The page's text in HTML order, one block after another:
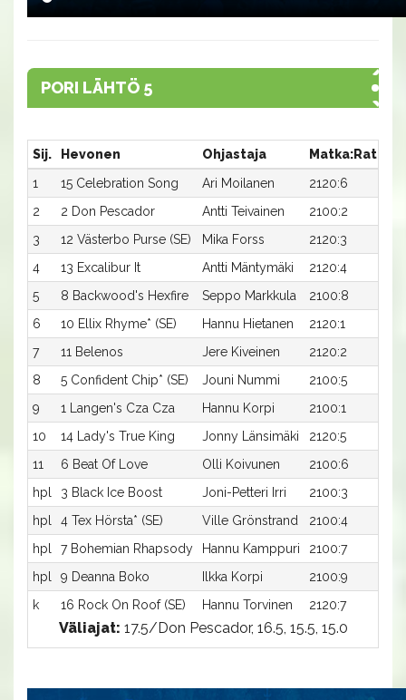
PORI LÄHTÖ 5
Sij. Hevonen Ohjastaja Matka:Rata
1
15 Celebration Song Ari Moilanen 2120:6
2
2 Don Pescador Antti Teivainen 2100:2
3
12 Västerbo Purse (SE) Mika Forss 2120:3
4
13 Excalibur It Antti Mäntymäki 2120:4
5
8 Backwood's Hexfire Seppo Markkula 2100:8
6
10 Ellix Rhyme* (SE) Hannu Hietanen 2120:1
7
11 Belenos Jere Kiveinen 2120:2
8
5 Confident Chip* (SE) Jouni Nummi 2100:5
9
1 Langen's Cza Cza Hannu Korpi 2100:1
10
14 Lady's True King Jonny Länsimäki 2120:5
11
6 Beat Of Love Olli Koivunen 2100:6
hpl
3 Black Ice Boost Joni-Petteri Irri 2100:3
hpl
4 Tex Hörsta* (SE) Ville Grönstrand 2100:4
hpl
7 Bohemian Rhapsody Hannu Kamppuri 2100:7
hpl
9 Deanna Boko Ilkka Korpi 2100:9
k
16 Rock On Roof (SE) Hannu Torvinen 2120:7
Väliajat: 17.5/Don Pescador, 16.5, 15.5, 15.0